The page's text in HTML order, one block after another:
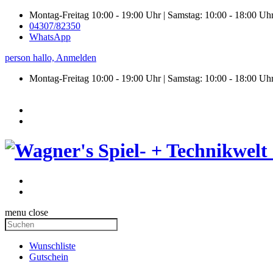
Montag-Freitag 10:00 - 19:00 Uhr | Samstag: 10:00 - 18:00
04307/82350
WhatsApp
person hallo, Anmelden
Montag-Freitag 10:00 - 19:00 Uhr | Samstag: 10:00 - 18:00
menu close
Wunschliste
Gutschein